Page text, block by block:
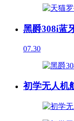
黑爵308i蓝
07.30
初学无人机